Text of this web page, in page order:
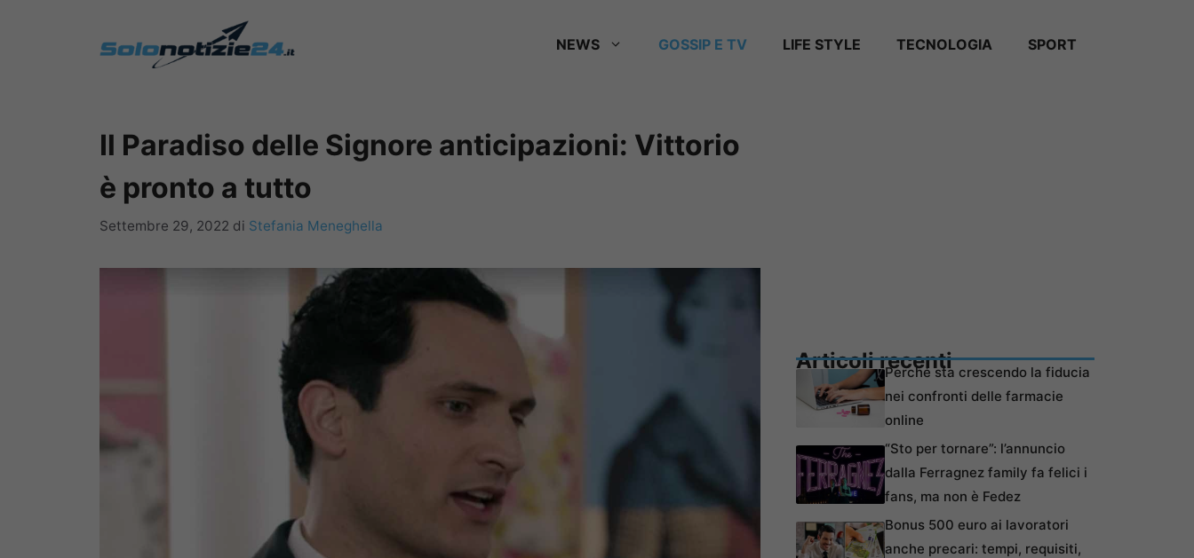
NEWS GOSSIP E TV LIFE STYLE TECNOLOGIA SPORT
Il Paradiso delle Signore anticipazioni: Vittorio
è pronto a tutto
Settembre 29, 2022 di Stefania Meneghella
Articoli recentiPerché sta crescendo la fiducia
nei confronti delle farmacie
online
“Sto per tornare”: l’annuncio
dalla Ferragnez family fa felici i
fans, ma non è Fedez
Bonus 500 euro ai lavoratori
anche precari: tempi, requisiti,